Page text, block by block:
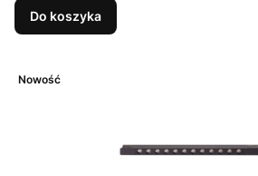
Do koszyka
Nowość